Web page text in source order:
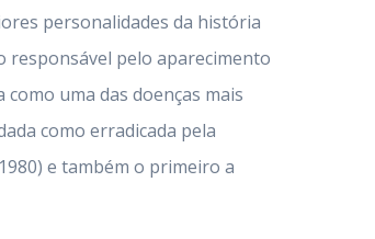
personalidades da história
responsável pelo aparecimento
uma das doenças mais
como erradicada pela
e também o primeiro a